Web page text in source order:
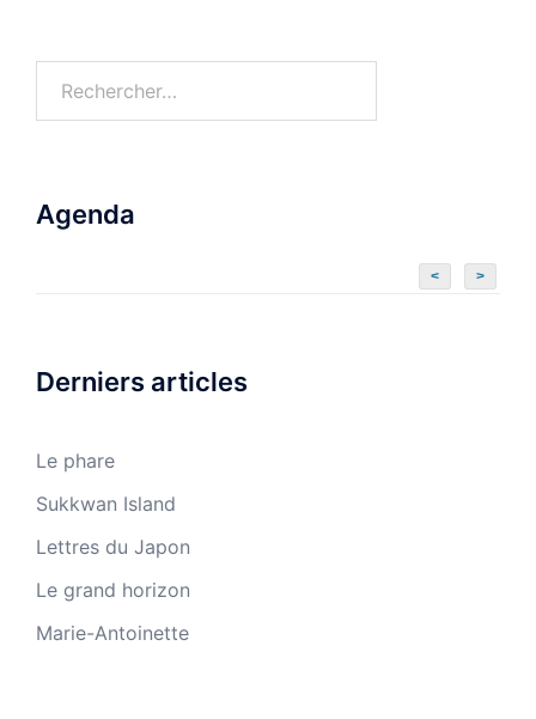
Agenda
< >
Derniers articles
Le phare
Sukkwan Island
Lettres du Japon
Le grand horizon
Marie-Antoinette